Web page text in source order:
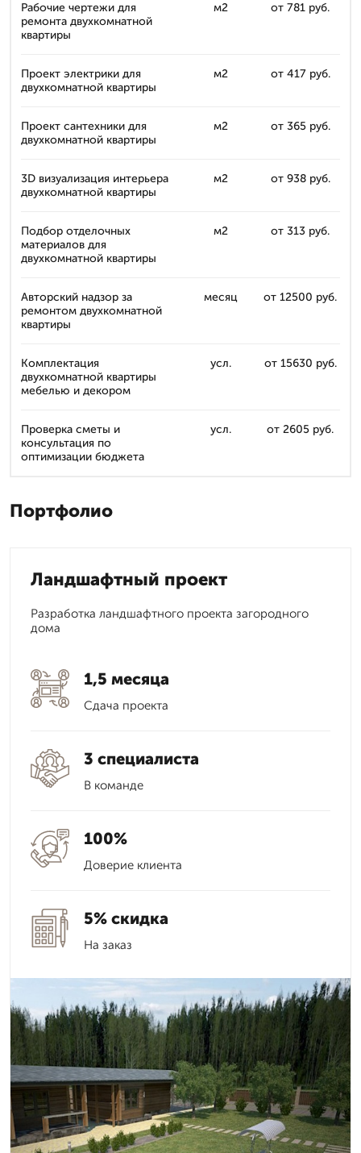
Рабочие чертежи для
ремонта двухкомнатной
квартиры
м2 от 781 руб.
Проект электрики для
двухкомнатной квартиры
м2 от 417 руб.
Проект сантехники для
двухкомнатной квартиры
м2 от 365 руб.
3D визуализация интерьера
двухкомнатной квартиры
м2 от 938 руб.
Подбор отделочных
материалов для
двухкомнатной квартиры
м2 от 313 руб.
Авторский надзор за
ремонтом двухкомнатной
квартиры
месяц от 12500 руб.
Комплектация
двухкомнатной квартиры
мебелью и декором
усл. от 15630 руб.
Проверка сметы и
консультация по
оптимизации бюджета
усл. от 2605 руб.
Портфолио
Ландшафтный проект
Разработка ландшафтного проекта загородного
дома
1,5 месяца
Сдача проекта
3 специалиста
В команде
100%
Доверие клиента
5% скидка
На заказ